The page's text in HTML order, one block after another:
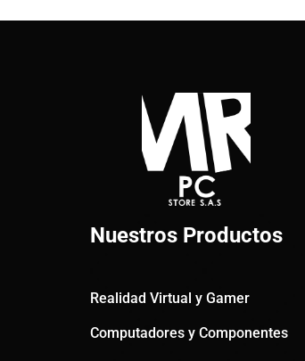
Nuestros Productos
Realidad Virtual y Gamer
Computadores y Componentes